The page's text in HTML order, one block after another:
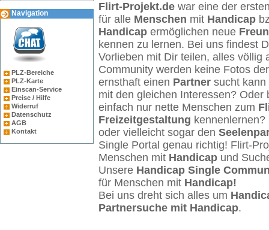
Navigation
PLZ-Bereiche
PLZ-Karte
Einscan-Service
Preise / Hilfe
Widerruf
Datenschutz
AGB
Kontakt
Flirt-Projekt.dewar eine der
für alle Menschen mit Handicap
Handicapermöglichen neue
kennen zu lernen. Bei uns findest
Vorlieben mit Dir teilen, alles völlig
Community werden keine Fotos
ernsthaft einen Partnersucht kann
mit den gleichen Interessen? Oder
einfach nur nette Menschen zum
Freizeitgestaltung
oder vielleicht sogar den
Single Portal genau richtig! Flirt-
Menschen mit Handicapund
Unsere Handicap Single
für Menschen mit Handicap!
Bei uns dreht sich alles um
Partnersuche mit Handicap.